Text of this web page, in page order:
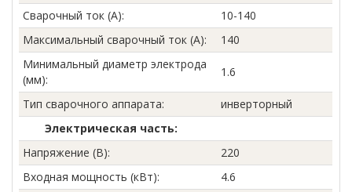
Сварочный ток (А):
10-140
Максимальный сварочный ток (А):
140
Минимальный диаметр электрода
(мм):
1.6
Тип сварочного аппарата:
инверторный
Электрическая часть:
Напряжение (В):
220
Входная мощность (кВт):
4.6